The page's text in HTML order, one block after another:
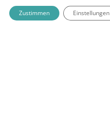
Zustimmen Einstellungen